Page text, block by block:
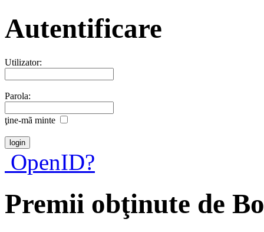
Autentificare
Utilizator:
Parola:
ţine-mã minte
OpenID?
Premii obţinute de